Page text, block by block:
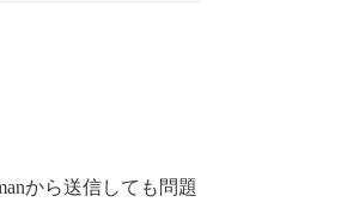
から送信しても問題